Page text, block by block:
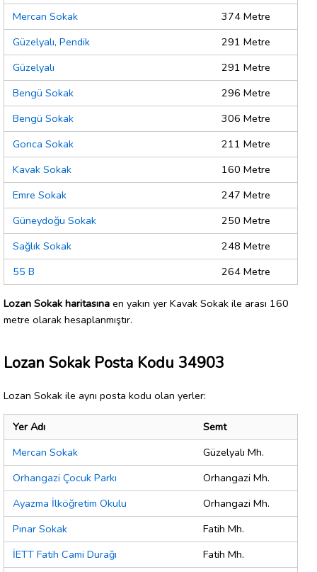
Mercan Sokak
374 Metre
Güzelyalı, Pendik
291 Metre
Güzelyalı
291 Metre
Bengü Sokak
296 Metre
Bengü Sokak
306 Metre
Gonca Sokak
211 Metre
Kavak Sokak
160 Metre
Emre Sokak
247 Metre
Güneydoğu Sokak
250 Metre
Sağlık Sokak
248 Metre
55 B
264 Metre
Lozan Sokak haritasına en yakın yer Kavak Sokak ile arası 160
metre olarak hesaplanmıştır.
Lozan Sokak Posta Kodu 34903
Lozan Sokak ile aynı posta kodu olan yerler:
Yer Adı
Semt
Mercan Sokak
Güzelyalı Mh.
Orhangazi Çocuk Parkı
Orhangazi Mh.
Ayazma İlköğretim Okulu
Orhangazi Mh.
Pınar Sokak
Fatih Mh.
İETT Fatih Cami Durağı
Fatih Mh.